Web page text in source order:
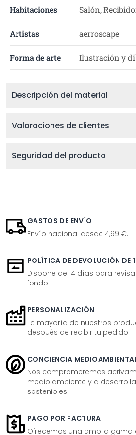
Habitaciones Salón,
Artistas aerroscape
Forma de arte Ilustración y
Descripción del material
Valoraciones de clientes
Seguridad del producto
GASTOS DE ENVÍO
Envío nacional desde 4,99 €.
POLÍTICA DE DEVOLUCIÓN DE
Dispone de 14 días para
fondo.
PERSONALIZACIÓN
La mayoría de nuestros
después de recibir tu pedido.
CONCIENCIA
Nos comprometemos
medio ambiente y a
sostenibles.
PAGO POR FACTURA
Ofrecemos una amplia